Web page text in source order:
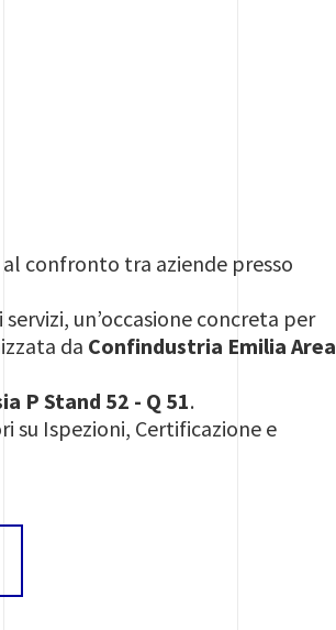
confronto tra aziende presso
un’occasione concreta per
da Confindustria Emilia Area
P Stand 52 - Q 51.
su Ispezioni, Certificazione e